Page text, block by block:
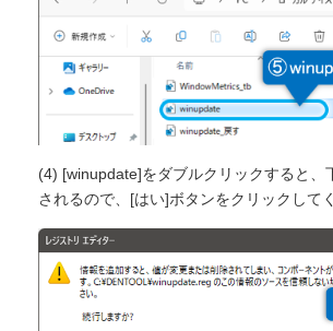
(4) [winupdate]をダブルクリックすると、
されるので、[はい]ボタンをクリックして